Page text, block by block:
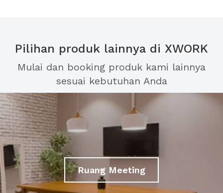
Pilihan produk lainnya di XWORK
Mulai dan booking produk kami lainnya
sesuai kebutuhan Anda
Ruang Meeting